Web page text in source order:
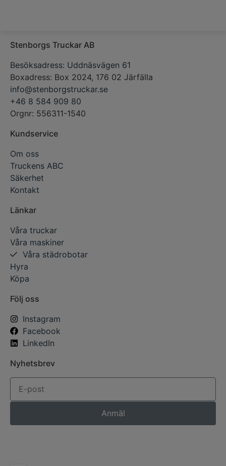
Stenborgs Truckar AB
Besöksadress: Uddnäsvägen 61
Boxadress: Box 2024, 176 02 Järfälla
info@stenborgstruckar.se
+46 8 584 909 80
Orgnr: 556311-1540
Kundservice
Om oss
Truckens ABC
Säkerhet
Kontakt
Länkar
Våra truckar
Våra maskiner
Våra städrobotar
Hyra
Köpa
Följ oss
Instagram
Facebook
LinkedIn
Nyhetsbrev
Anmäl